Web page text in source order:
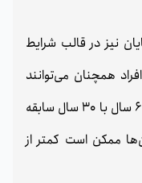
نیز در قالب شرایط
همچنان می‌توانند
در سن 42 سال با 20 سال سابقه یا در 60 سال با 30 سال سابقه
ممکن است کمتر از